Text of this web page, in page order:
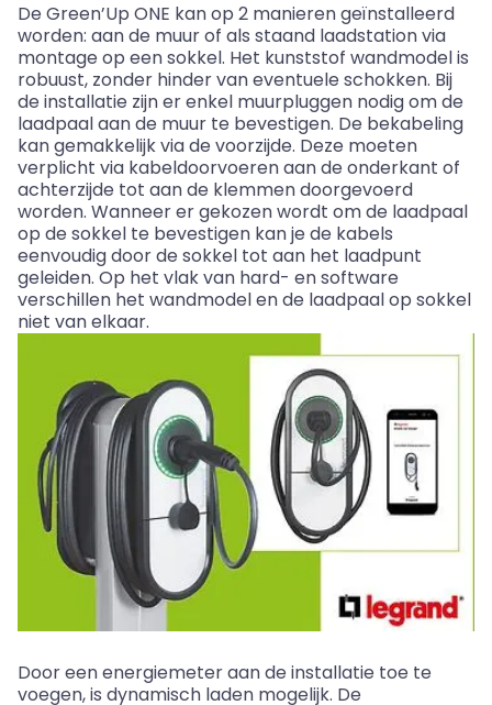
De Green’Up ONE kan op 2 manieren geïnstalleerd
worden: aan de muur of als staand laadstation via
montage op een sokkel. Het kunststof wandmodel is
robuust, zonder hinder van eventuele schokken. Bij
de installatie zijn er enkel muurpluggen nodig om de
laadpaal aan de muur te bevestigen. De bekabeling
kan gemakkelijk via de voorzijde. Deze moeten
verplicht via kabeldoorvoeren aan de onderkant of
achterzijde tot aan de klemmen doorgevoerd
worden. Wanneer er gekozen wordt om de laadpaal
op de sokkel te bevestigen kan je de kabels
eenvoudig door de sokkel tot aan het laadpunt
geleiden. Op het vlak van hard- en software
verschillen het wandmodel en de laadpaal op sokkel
niet van elkaar.
Door een energiemeter aan de installatie toe te
voegen, is dynamisch laden mogelijk. De